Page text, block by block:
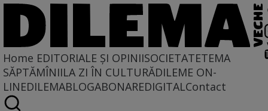
Home EDITORIALE ȘI OPINIISOCIETATETEMA
SĂPTĂMÎNIILA ZI ÎN CULTURĂDILEME ON-
LINEDILEMABLOGABONAREDIGITALContact